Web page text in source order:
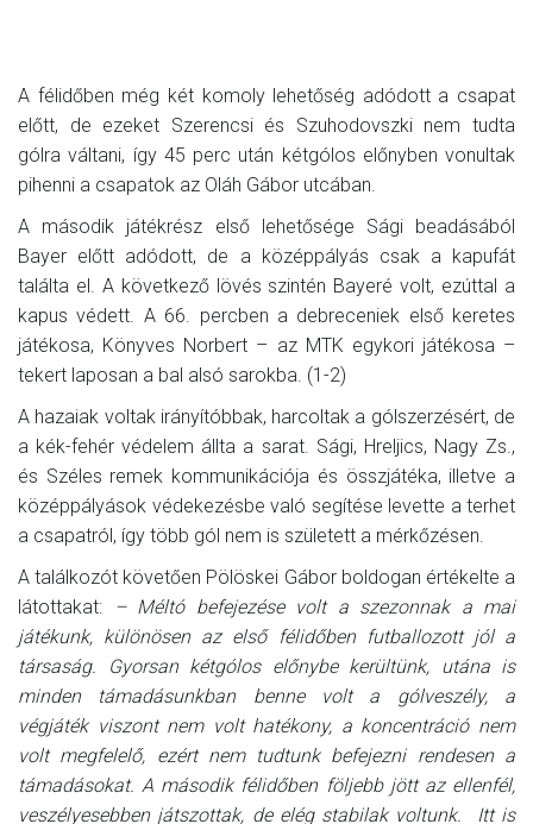
A félidőben még két komoly lehetőség adódott a csapat
előtt, de ezeket Szerencsi és Szuhodovszki nem tudta
gólra váltani, így 45 perc után kétgólos előnyben vonultak
pihenni a csapatok az Oláh Gábor utcában.
A második játékrész első lehetősége Sági beadásából
Bayer előtt adódott, de a középpályás csak a kapufát
találta el. A következő lövés szintén Bayeré volt, ezúttal a
kapus védett. A 66. percben a debreceniek első keretes
játékosa, Könyves Norbert – az MTK egykori játékosa –
tekert laposan a bal alsó sarokba. (1-2)
A hazaiak voltak irányítóbbak, harcoltak a gólszerzésért, de
a kék-fehér védelem állta a sarat. Sági, Hreljics, Nagy Zs.,
és Széles remek kommunikációja és összjátéka, illetve a
középpályások védekezésbe való segítése levette a terhet
a csapatról, így több gól nem is született a mérkőzésen.
A találkozót követően Pölöskei Gábor boldogan értékelte a
látottakat:
– Méltó befejezése volt a szezonnak a mai
játékunk, különösen az első félidőben futballozott jól a
társaság. Gyorsan kétgólos előnybe kerültünk, utána is
minden támadásunkban benne volt a gólveszély, a
végjáték viszont nem volt hatékony, a koncentráció nem
volt megfelelő, ezért nem tudtunk befejezni rendesen a
támadásokat. A második félidőben följebb jött az ellenfél,
veszélyesebben játszottak, de elég stabilak voltunk. Itt is